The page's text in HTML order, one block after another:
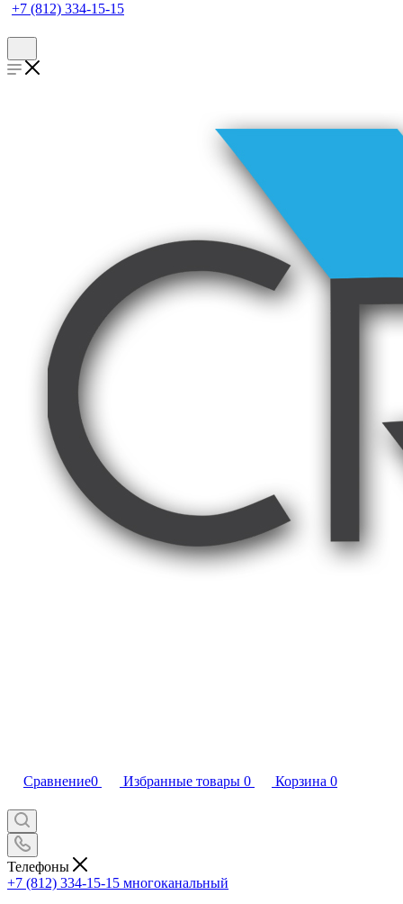
+7 (812) 334-15-15
Сравнение0 Избранные товары 0 Корзина 0
Телефоны
+7 (812) 334-15-15 многоканальный